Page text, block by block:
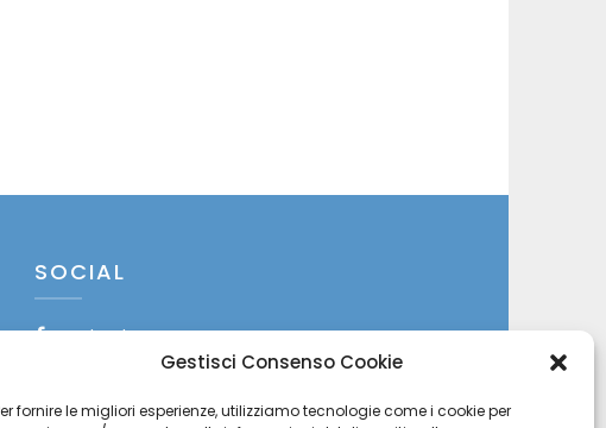
Gestisci Consenso Cookie
fornire le migliori esperienze, utilizziamo tecnologie come i cookie per
SOCIAL
Facebook